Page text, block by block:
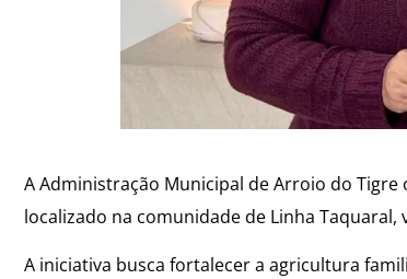
A Administração Municipal de Arroio do
localizado na comunidade de Linha
A iniciativa busca fortalecer a agricultura